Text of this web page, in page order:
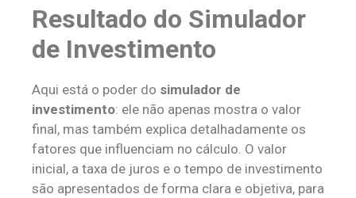
Resultado do Simulador
de Investimento
Aqui está o poder do simulador de
investimento: ele não apenas mostra o valor
final, mas também explica detalhadamente os
fatores que influenciam no cálculo. O valor
inicial, a taxa de juros e o tempo de investimento
são apresentados de forma clara e objetiva, para